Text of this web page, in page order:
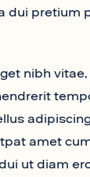
dui pretium
nibh
amet
ut diam